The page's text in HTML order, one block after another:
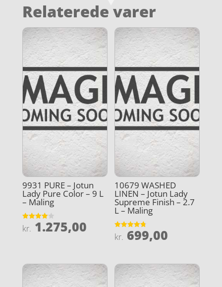
Relaterede varer
9931 PURE – Jotun
Lady Pure Color – 9 L
– Maling
Vurderet
4
kr. 1.275,00
10679 WASHED
LINEN – Jotun Lady
Supreme Finish – 2.7
L – Maling
Vurderet
4.8
kr. 699,00